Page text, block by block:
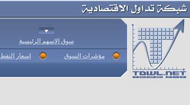
سوق الاسهم الرئيسية
مؤشرات السوق اسعار النفط